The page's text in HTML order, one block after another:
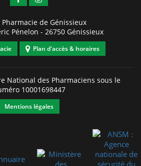
Pharmacie de Génissieux
Pénelon - 26750 Génissieux
Plan d'accès & horaires
National des Pharmaciens sous le
10001698447
Mentions légales